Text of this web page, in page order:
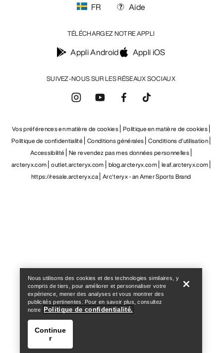
SUIVEZ-NOUS SUR LES RÉSEAUX SOCIAUX
FR Aide
TÉLÉCHARGEZ NOTRE APPLI
Appli Android Appli iOS
Vos préférences en matière de cookies Politique en matière de cookies
Politique de confidentialité Conditions générales Conditions d’utilisation
Accessibilité Ne revendez pas mes données personnelles
arcteryx.com outlet.arcteryx.com blog.arcteryx.com leaf.arcteryx.com
https://resale.arcteryx.ca Arc'teryx - an Amer Sports Brand
Nous utilisons des cookies et des technologies similaires, y
compris de tiers, pour améliorer et personnaliser votre
expérience, mener des analyses et vous montrer des
publicités pertinentes. Pour en savoir plus, consultez
notre
Politique de confidentialité.
Continue
r